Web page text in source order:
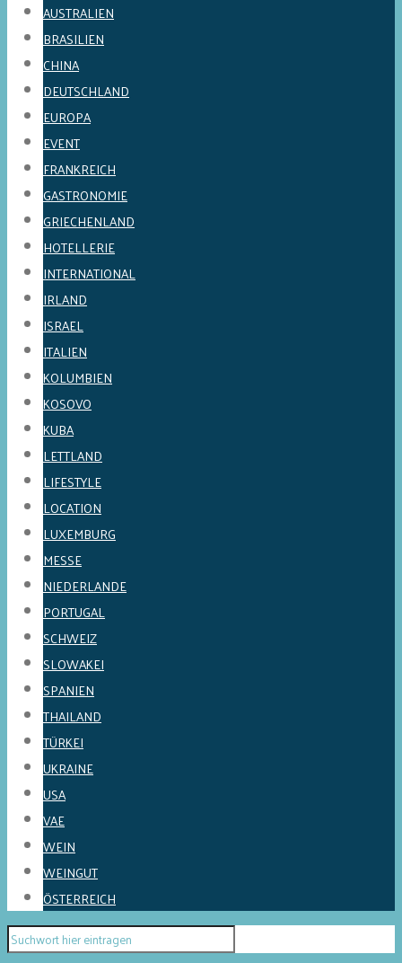
AUSTRALIEN
BRASILIEN
CHINA
DEUTSCHLAND
EUROPA
EVENT
FRANKREICH
GASTRONOMIE
GRIECHENLAND
HOTELLERIE
INTERNATIONAL
IRLAND
ISRAEL
ITALIEN
KOLUMBIEN
KOSOVO
KUBA
LETTLAND
LIFESTYLE
LOCATION
LUXEMBURG
MESSE
NIEDERLANDE
PORTUGAL
SCHWEIZ
SLOWAKEI
SPANIEN
THAILAND
TÜRKEI
UKRAINE
USA
VAE
WEIN
WEINGUT
ÖSTERREICH